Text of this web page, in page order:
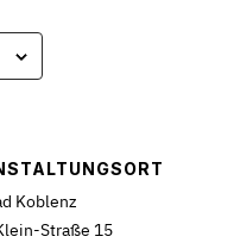
Koblenz
Straße 15